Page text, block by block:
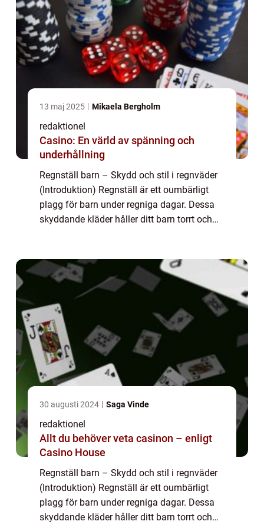
13 maj 2025 Mikaela Bergholm
redaktionel
Casino: En värld av spänning och
underhållning
Regnställ barn – Skydd och stil i regnväder
(Introduktion) Regnställ är ett oumbärligt
plagg för barn under regniga dagar. Dessa
skyddande kläder håller ditt barn torrt och
30 augusti 2024 Saga Vinde
redaktionel
Allt du behöver veta casinon – enligt
Casino House
Regnställ barn – Skydd och stil i regnväder
(Introduktion) Regnställ är ett oumbärligt
plagg för barn under regniga dagar. Dessa
skyddande kläder håller ditt barn torrt och